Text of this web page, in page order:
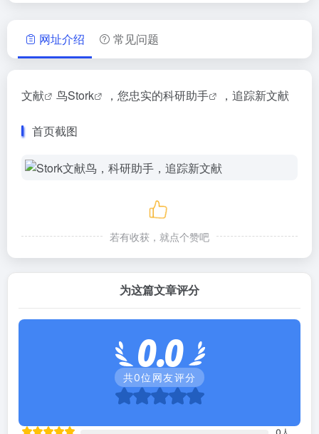
网址介绍 常见问题
文献 鸟Stork ，您忠实的科研助手 ，追踪新文献
首页截图
若有收获，就点个赞吧
为这篇文章评分
0.0
共0位网友评分